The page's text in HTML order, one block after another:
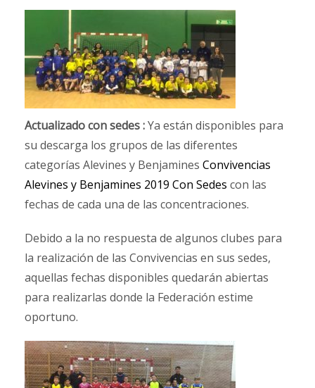
Actualizado con sedes :Ya están disponibles para
su descarga los grupos de las diferentes
categorías Alevines y Benjamines Convivencias
Alevines y Benjamines 2019 Con Sedes con las
fechas de cada una de las concentraciones.
Debido a la no respuesta de algunos clubes para
la realización de las Convivencias en sus sedes,
aquellas fechas disponibles quedarán abiertas
para realizarlas donde la Federación estime
oportuno.